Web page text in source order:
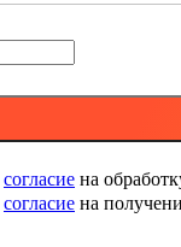
согласие на
согласие на